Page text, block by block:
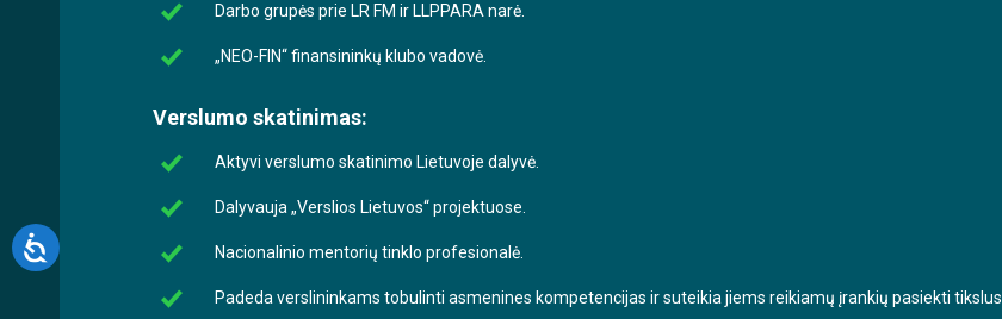
Darbo grupės prie LR FM ir LLPPARA narė.
„NEO-FIN“ finansininkų klubo vadovė.
Verslumo skatinimas:
Aktyvi verslumo skatinimo Lietuvoje dalyvė.
Dalyvauja „Verslios Lietuvos“ projektuose.
Nacionalinio mentorių tinklo profesionalė.
Padeda verslininkams tobulinti asmenines kompetencijas ir suteikia jiems reikiamų įrankių pasiekti tikslus.